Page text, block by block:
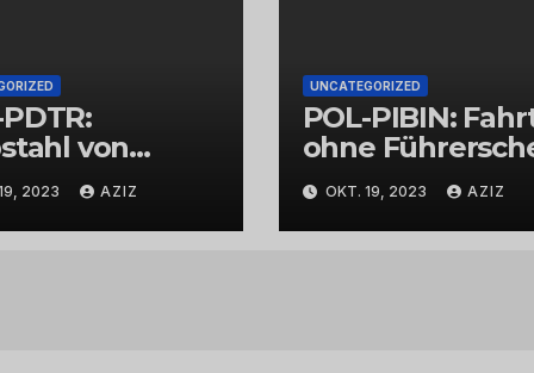
von
2023 AZIZ
UNCATEGORIZED
POL-PIBIN:
ohne
und unter
von Drogen
OKT. 19, 2023 AZIZ